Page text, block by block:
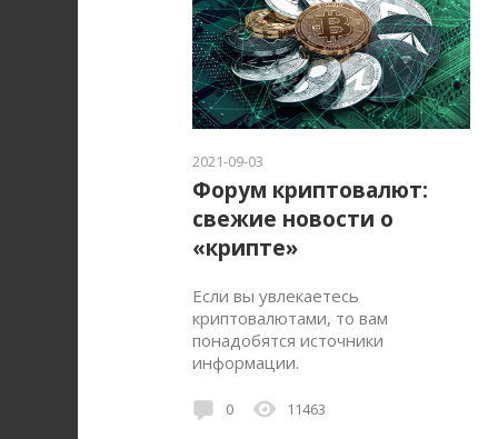
2021-09-03
Форум криптовалют:
свежие новости о
«крипте»
Если вы увлекаетесь
криптовалютами, то вам
понадобятся источники
информации.
0 11463